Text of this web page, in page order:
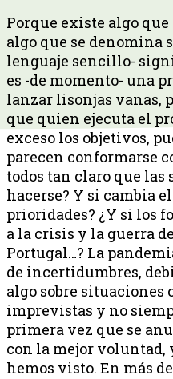
Porque existe algo
algo que se denomina
lenguaje sencillo-
es -de momento- una
lanzar lisonjas vanas,
que quien ejecuta el
exceso los objetivos,
parecen conformarse
todos tan claro que las
hacerse? Y si cambia
prioridades? ¿Y si los
a la crisis y la guerra
Portugal…? La
de incertidumbres,
algo sobre situaciones
imprevistas y no
primera vez que se
con la mejor voluntad,
hemos visto. En más